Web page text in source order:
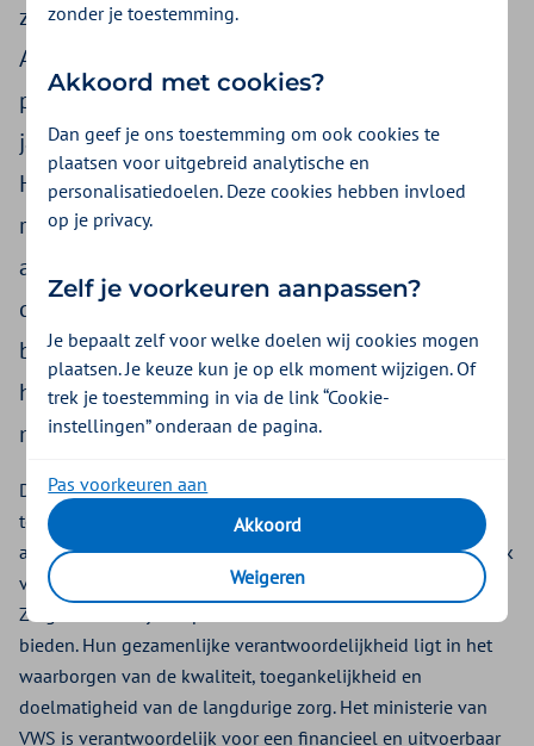
zorgaanbieders regionaal met elkaar maken.
Aanleiding voor de verhoging van de
percentages is een analyse van de beschikbare
jaarrekeningen van zorgaanbieders over 2022.
Hieruit komt naar voren dat de vastgestelde
richttariefpercentages voor 2024 niet voldoen
aan de uitgangspunten van de tariefsystematiek
die de zorgkantoren gebruiken. Zorgkantoren
beoordelen de wijziging als substantieel en
hebben besloten de wijziging niet pas in 2025,
maar al in 2024 te laten ingaan.
De langdurige zorg staat voor grote uitdagingen door een
toenemende vraag, stijgende kosten en een groeiend
arbeidsmarktprobleem. Zorgaanbieders zijn verantwoordelijk
voor een goed werkklimaat en goede bedrijfsvoering.
Zorgkantoren zijn verplicht aanbieders reële tarieven te
bieden. Hun gezamenlijke verantwoordelijkheid ligt in het
waarborgen van de kwaliteit, toegankelijkheid en
doelmatigheid van de langdurige zorg. Het ministerie van
VWS is verantwoordelijk voor een financieel en uitvoerbaar
zonder je toestemming.
Akkoord met cookies?
Dan geef je ons toestemming om ook cookies te
plaatsen voor uitgebreid analytische en
personalisatiedoelen. Deze cookies hebben invloed
op je privacy.
Zelf je voorkeuren aanpassen?
Je bepaalt zelf voor welke doelen wij cookies mogen
plaatsen. Je keuze kun je op elk moment wijzigen. Of
trek je toestemming in via de link “Cookie-
instellingen” onderaan de pagina.
Pas voorkeuren aan
Akkoord
Weigeren